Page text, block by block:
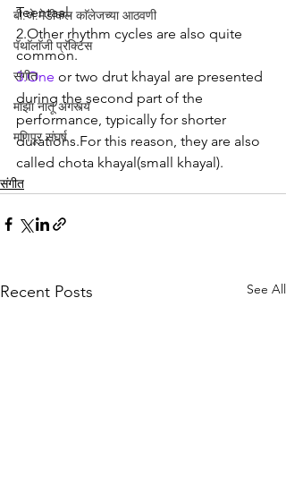
बी.जे.मेडीकल काॅलेजच्या आठवणी
पॅथाॅलाॅजी प्रॅक्टिस
संगीत
माझा नातू अगस्त्य
मणिपूर संघर्ष
Teentaal.
2.Other rhythm cycles are also quite
common.
3.One or two drut khayal are presented
during the second part of the
performance, typically for shorter
durations.For this reason, they are also
called chota khayal(small khayal).
संगीत
Recent Posts See All